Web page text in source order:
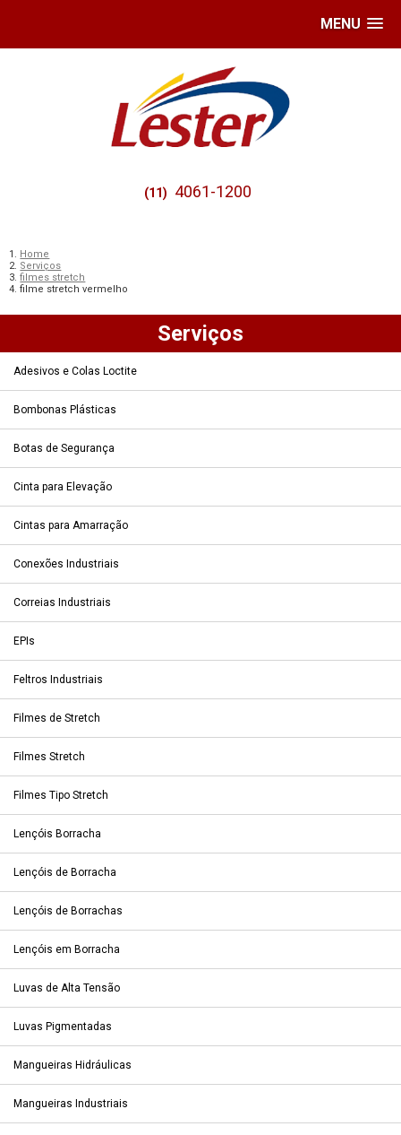
MENU
(11) 4061-1200
Home
Serviços
filmes stretch
filme stretch vermelho
Serviços
Adesivos e Colas Loctite
Bombonas Plásticas
Botas de Segurança
Cinta para Elevação
Cintas para Amarração
Conexões Industriais
Correias Industriais
EPIs
Feltros Industriais
Filmes de Stretch
Filmes Stretch
Filmes Tipo Stretch
Lençóis Borracha
Lençóis de Borracha
Lençóis de Borrachas
Lençóis em Borracha
Luvas de Alta Tensão
Luvas Pigmentadas
Mangueiras Hidráulicas
Mangueiras Industriais